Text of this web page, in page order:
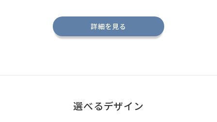
詳細を見る
選べるデザイン